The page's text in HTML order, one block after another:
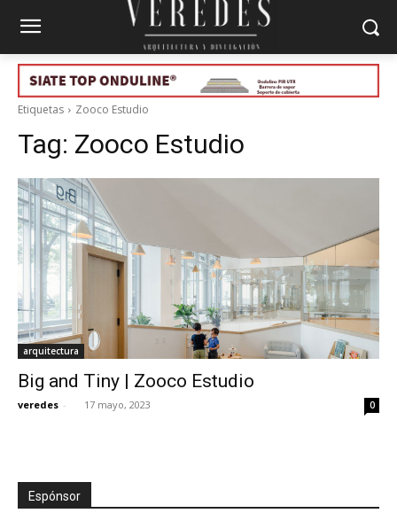
Etiquetas Zooco Estudio
Tag: Zooco Estudio
arquitectura
Big and Tiny | Zooco Estudio
veredes - 17 mayo, 2023 0
Espónsor